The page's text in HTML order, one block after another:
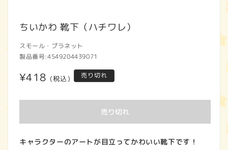
ちいかわ 靴下（ハチワレ）
スモール・プラネット
製品番号:4549204439071
通
格
¥418 (税込) 売り切れ
売り切れ
キャラクターのアートが目立ってかわいい靴下です！